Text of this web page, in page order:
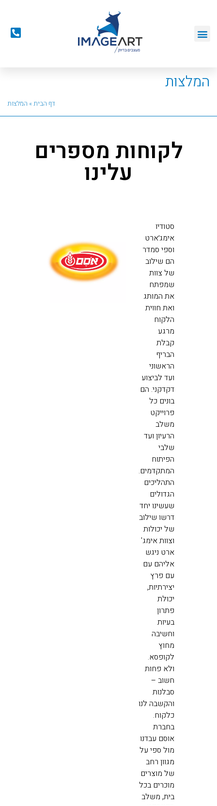
המלצות
דף הבית» המלצות
לקוחות מספרים
עלינו
סטודיו
אימג׳ארט
וספי סמדר
הם שילוב
של צוות
שמפתח
את המותג
ואת חווית
הלקוח
מרגע
קבלת
הבריף
הראשוני
ועד לביצוע
דקדקני. הם
בונים כל
פרוייקט
משלב
הרעיון ועד
שלבי
הפיתוח
המתקדמים.
התהליכים
הגדולים
שעשינו יחד
דרשו שילוב
של יכולות
וצוות אימג'
ארט ניגש
אליהם עם
עם פרץ
יצירתיות,
יכולת
פתרון
בעיות
וחשיבה
מחוץ
לקופסא.
ולא פחות
חשוב –
סבלנות
והקשבה לנו
כלקוח.
בחברת
אוסם עבדנו
מול ספי על
מגוון רחב
של מוצרים
מוכרים בכל
בית, משלב